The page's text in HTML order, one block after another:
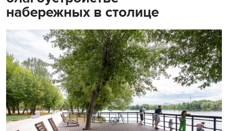
набережных в столице